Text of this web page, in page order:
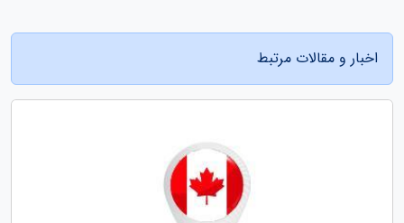
اخبار و مقالات مرتبط